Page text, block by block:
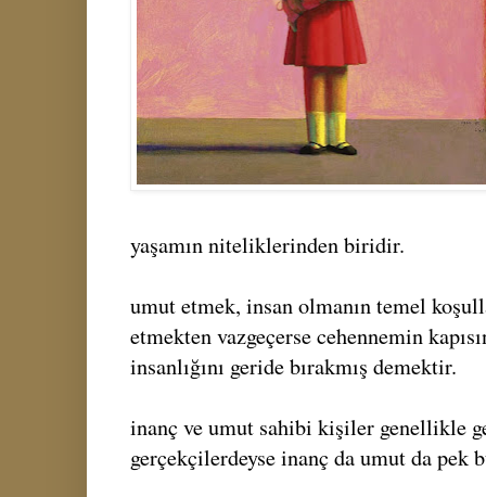
yaşamın niteliklerinden biridir.
umut etmek, insan olmanın temel
etmekten vazgeçerse cehennemin
insanlığını geride bırakmış demektir.
inanç ve umut sahibi kişiler genellikle
gerçekçilerdeyse inanç da umut da pek